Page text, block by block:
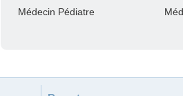
Médecin Pédiatre